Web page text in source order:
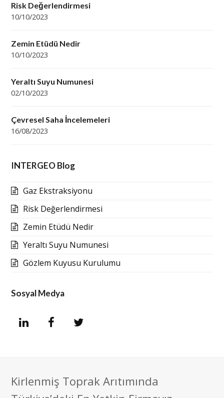
Risk Değerlendirmesi
10/10/2023
Zemin Etüdü Nedir
10/10/2023
Yeraltı Suyu Numunesi
02/10/2023
Çevresel Saha İncelemeleri
16/08/2023
INTERGEO Blog
Gaz Ekstraksiyonu
Risk Değerlendirmesi
Zemin Etüdü Nedir
Yeraltı Suyu Numunesi
Gözlem Kuyusu Kurulumu
Sosyal Medya
L
Kirlenmiş Toprak Arıtımında